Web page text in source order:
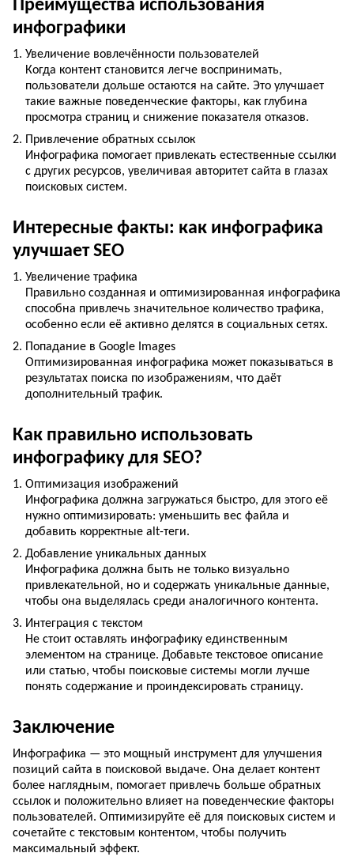
Преимущества использования
инфографики
Увеличение вовлечённости пользователей
Когда контент становится легче воспринимать,
пользователи дольше остаются на сайте. Это улучшает
такие важные поведенческие факторы, как глубина
просмотра страниц и снижение показателя отказов.
Привлечение обратных ссылок
Инфографика помогает привлекать естественные ссылки
с других ресурсов, увеличивая авторитет сайта в глазах
поисковых систем.
Интересные факты: как инфографика
улучшает SEO
Увеличение трафика
Правильно созданная и оптимизированная инфографика
способна привлечь значительное количество трафика,
особенно если её активно делятся в социальных сетях.
Попадание в Google Images
Оптимизированная инфографика может показываться в
результатах поиска по изображениям, что даёт
дополнительный трафик.
Как правильно использовать
инфографику для SEO?
Оптимизация изображений
Инфографика должна загружаться быстро, для этого её
нужно оптимизировать: уменьшить вес файла и
добавить корректные alt-теги.
Добавление уникальных данных
Инфографика должна быть не только визуально
привлекательной, но и содержать уникальные данные,
чтобы она выделялась среди аналогичного контента.
Интеграция с текстом
Не стоит оставлять инфографику единственным
элементом на странице. Добавьте текстовое описание
или статью, чтобы поисковые системы могли лучше
понять содержание и проиндексировать страницу.
Заключение
Инфографика — это мощный инструмент для улучшения
позиций сайта в поисковой выдаче. Она делает контент
более наглядным, помогает привлечь больше обратных
ссылок и положительно влияет на поведенческие факторы
пользователей. Оптимизируйте её для поисковых систем и
сочетайте с текстовым контентом, чтобы получить
максимальный эффект.